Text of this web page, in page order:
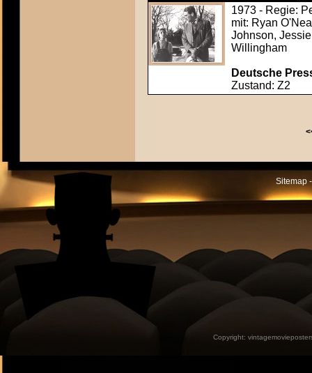
1973 - Regie:
mit: Ryan
Johnson,
Willingham
Deutsche
Zustand: Z2
Sitemap
Copyright: